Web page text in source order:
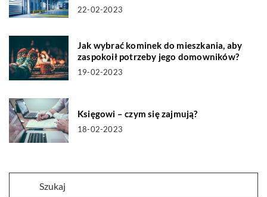
22-02-2023
Jak wybrać kominek do mieszkania, aby
zaspokoił potrzeby jego domowników?
19-02-2023
Księgowi – czym się zajmują?
18-02-2023